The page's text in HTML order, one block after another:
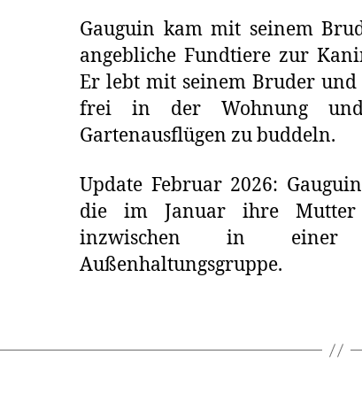
Gauguin kam mit seinem
angebliche Fundtiere zur
Er lebt mit seinem Bruder
frei in der Wohnung
Gartenausflügen zu buddeln.
Update Februar 2026:
die im Januar ihre Mutter
inzwischen in einer
Außenhaltungsgruppe.